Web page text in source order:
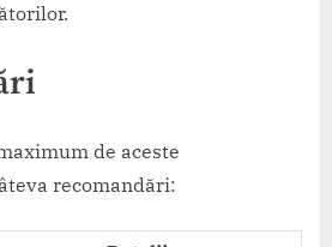
de aceste
recomandări: